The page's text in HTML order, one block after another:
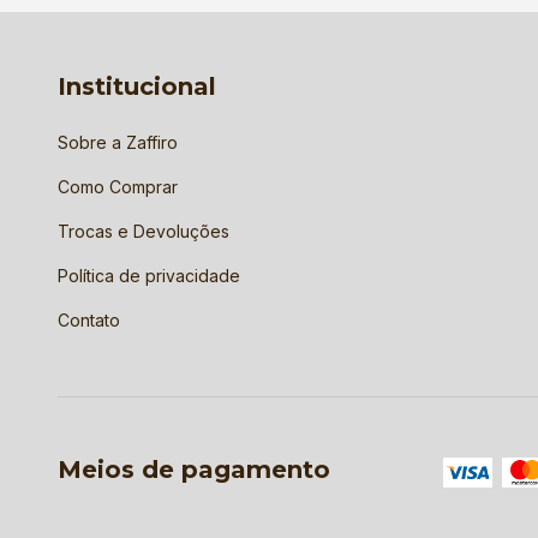
Institucional
Sobre a Zaffiro
Como Comprar
Trocas e Devoluções
Política de privacidade
Contato
Meios de pagamento